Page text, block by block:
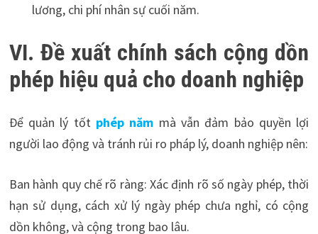
lương, chi phí nhân sự cuối năm.
VI. Đề xuất chính sách cộng dồn
phép hiệu quả cho doanh nghiệp
Để quản lý tốt phép năm mà vẫn đảm bảo quyền lợi
người lao động và tránh rủi ro pháp lý, doanh nghiệp nên:
Ban hành quy chế rõ ràng: Xác định rõ số ngày phép, thời
hạn sử dụng, cách xử lý ngày phép chưa nghỉ, có cộng
dồn không, và cộng trong bao lâu.